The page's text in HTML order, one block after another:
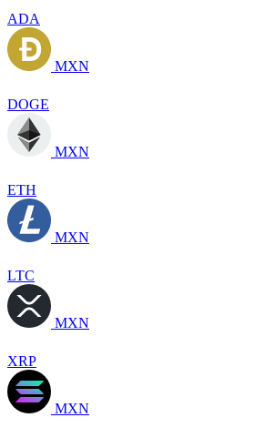
ADA
MXN
DOGE
MXN
ETH
MXN
LTC
MXN
XRP
MXN